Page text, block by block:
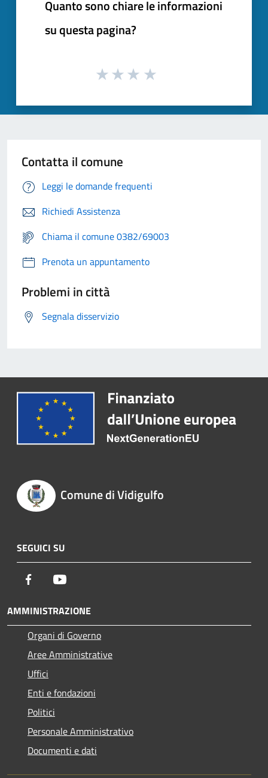
Quanto sono chiare le informazioni
su questa pagina?
Contatta il comune
Leggi le domande frequenti
Richiedi Assistenza
Chiama il comune 0382/69003
Prenota un appuntamento
Problemi in città
Segnala disservizio
Comune di Vidigulfo
SEGUICI SU
Facebook
AMMINISTRAZIONE
Organi di Governo
Aree Amministrative
Uffici
Enti e fondazioni
Politici
Personale Amministrativo
Documenti e dati